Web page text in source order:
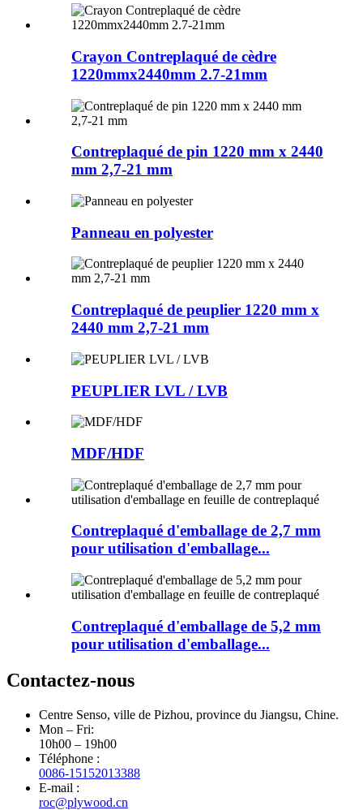
Crayon Contreplaqué de cèdre
1220mmx2440mm 2.7-21mm
Contreplaqué de pin 1220 mm x 2440
mm 2,7-21 mm
Panneau en polyester
Contreplaqué de peuplier 1220 mm x
2440 mm 2,7-21 mm
PEUPLIER LVL / LVB
MDF/HDF
Contreplaqué d'emballage de 2,7 mm
pour utilisation d'emballage...
Contreplaqué d'emballage de 5,2 mm
pour utilisation d'emballage...
Contactez-nous
Centre Senso, ville de Pizhou, province du Jiangsu, Chine.
Mon – Fri:
10h00 – 19h00
Téléphone :
0086-15152013388
E-mail :
roc@plywood.cn